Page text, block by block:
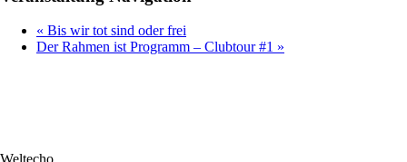
« Bis wir tot sind oder frei
Der Rahmen ist Programm – Clubtour #1 »